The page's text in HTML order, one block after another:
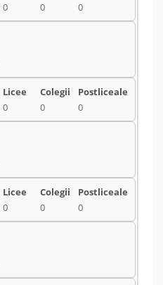
0 0 0
0 0 0
0 0 0